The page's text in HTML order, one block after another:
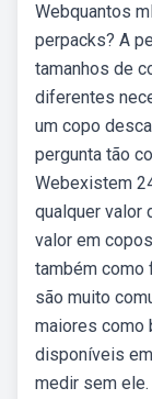
Webquantos
perpacks? A
tamanhos de
diferentes
um copo
pergunta tão
Webexistem
qualquer valor
valor em
também como
são muito
maiores como
disponíveis
medir sem ele.